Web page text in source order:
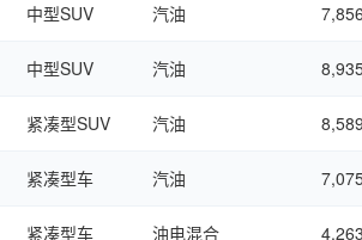
中型SUV 汽油 7,856
中型SUV 汽油
紧凑型SUV 汽油 8,589
紧凑型车 汽油
紧凑型车 油电混合 4,263